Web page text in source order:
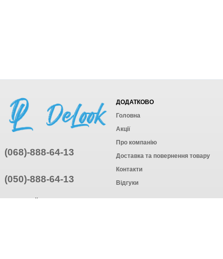
(068)-888-64-13
(050)-888-64-13
ДОДАТКОВО
Головна
Акції
Про компанію
Доставка та повернення товару
Контакти
Відгуки